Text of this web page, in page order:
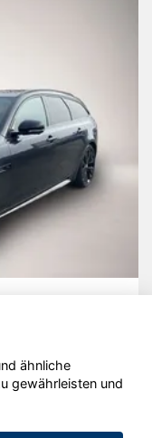
- 2026
ähnliche
gewährleisten und